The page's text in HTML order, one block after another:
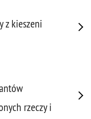
z kieszeni
rzeczy i